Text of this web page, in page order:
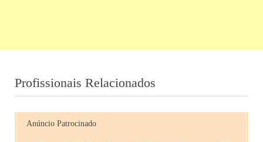
Profissionais Relacionados
Anúncio Patrocinado